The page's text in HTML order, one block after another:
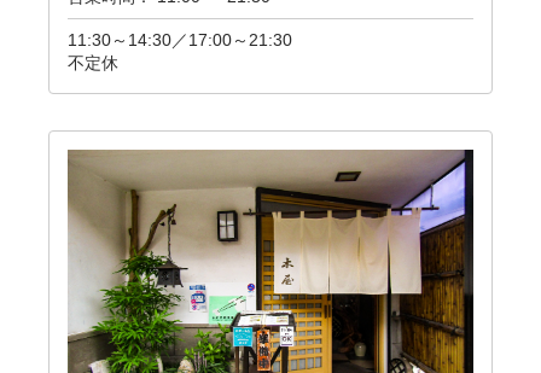
11:30～14:30／17:00～21:30
不定休